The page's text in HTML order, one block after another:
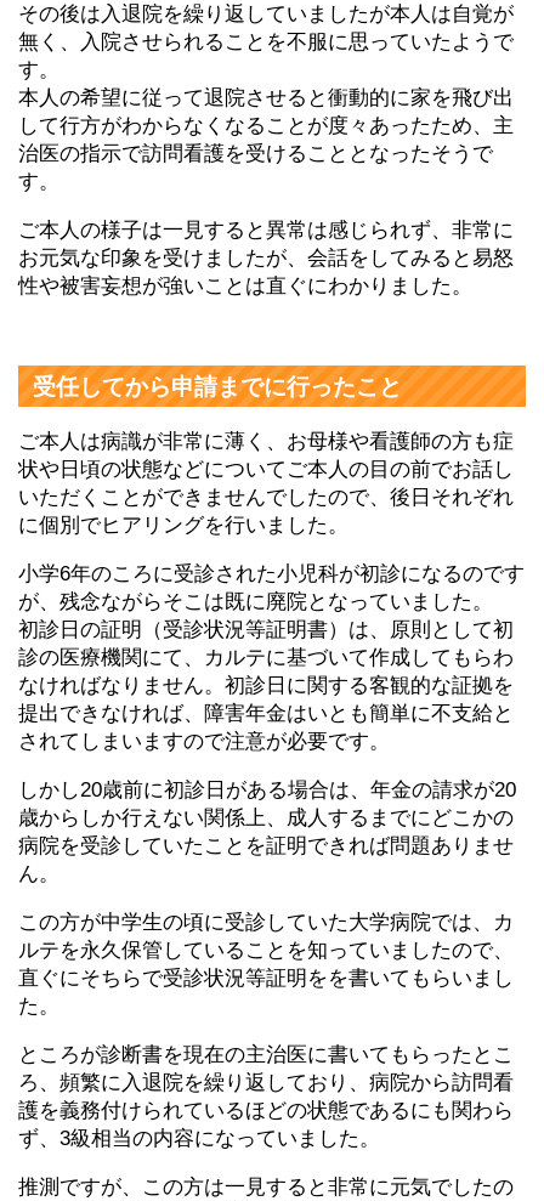
その後は入退院を繰り返していましたが本人は自覚が
無く、入院させられることを不服に思っていたようで
す。
本人の希望に従って退院させると衝動的に家を飛び出
して行方がわからなくなることが度々あったため、主
治医の指示で訪問看護を受けることとなったそうで
す。
ご本人の様子は一見すると異常は感じられず、非常に
お元気な印象を受けましたが、会話をしてみると易怒
性や被害妄想が強いことは直ぐにわかりました。
受任してから申請までに行ったこと
ご本人は病識が非常に薄く、お母様や看護師の方も症
状や日頃の状態などについてご本人の目の前でお話し
いただくことができませんでしたので、後日それぞれ
に個別でヒアリングを行いました。
小学6年のころに受診された小児科が初診になるのです
が、残念ながらそこは既に廃院となっていました。
初診日の証明（受診状況等証明書）は、原則として初
診の医療機関にて、カルテに基づいて作成してもらわ
なければなりません。初診日に関する客観的な証拠を
提出できなければ、障害年金はいとも簡単に不支給と
されてしまいますので注意が必要です。
しかし20歳前に初診日がある場合は、年金の請求が20
歳からしか行えない関係上、成人するまでにどこかの
病院を受診していたことを証明できれば問題ありませ
ん。
この方が中学生の頃に受診していた大学病院では、カ
ルテを永久保管していることを知っていましたので、
直ぐにそちらで受診状況等証明をを書いてもらいまし
た。
ところが診断書を現在の主治医に書いてもらったとこ
ろ、頻繁に入退院を繰り返しており、病院から訪問看
護を義務付けられているほどの状態であるにも関わら
ず、3級相当の内容になっていました。
推測ですが、この方は一見すると非常に元気でしたの